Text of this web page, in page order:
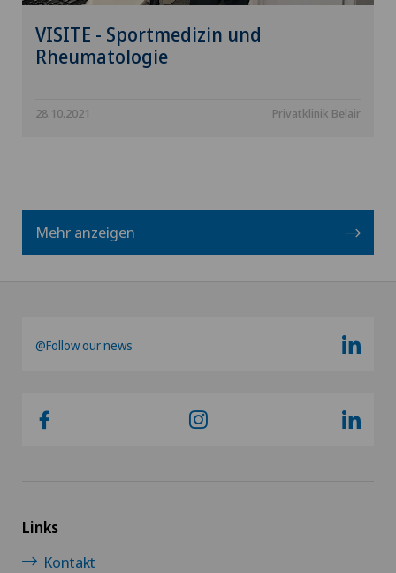
VISITE - Sportmedizin und
Rheumatologie
28.10.2021 Privatklinik Belair
Mehr anzeigen
@Follow our news
Links
Kontakt